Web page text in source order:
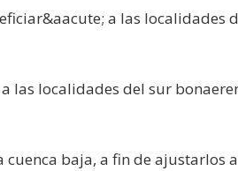
a las localidades
las localidades del sur
baja, a fin de ajustarlos